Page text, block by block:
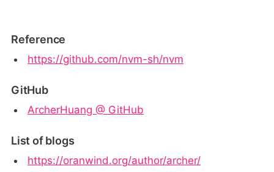
Reference
https://github.com/nvm-sh/nvm
GitHub
ArcherHuang @ GitHub
List of blogs
https://oranwind.org/author/archer/